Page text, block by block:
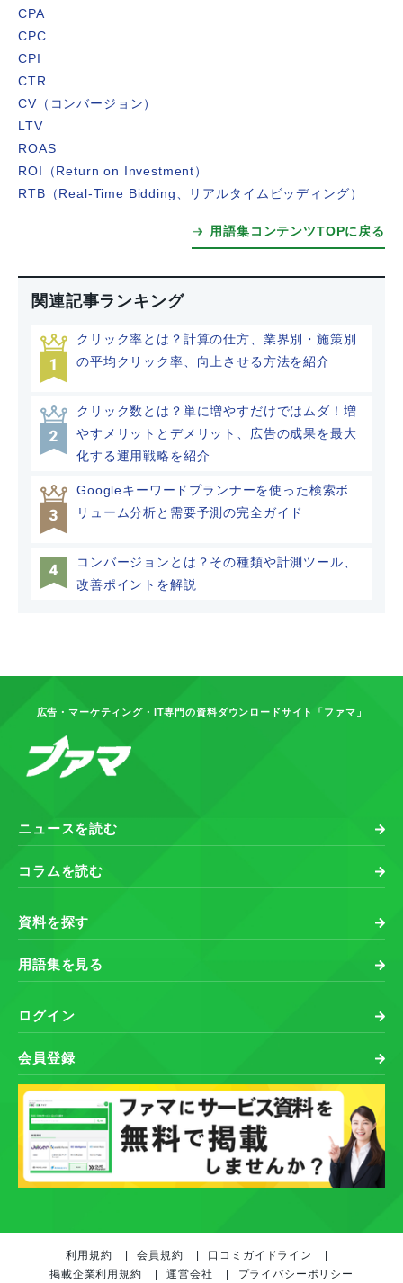
CPA
CPC
CPI
CTR
CV（コンバージョン）
LTV
ROAS
ROI（Return on Investment）
RTB（Real-Time Bidding、リアルタイムビッディング）
用語集コンテンツTOPに戻る
関連記事ランキング
クリック率とは？計算の仕方、業界別・施策別
の平均クリック率、向上させる方法を紹介
クリック数とは？単に増やすだけではムダ！増
やすメリットとデメリット、広告の成果を最大
化する運用戦略を紹介
Googleキーワードプランナーを使った検索ボ
リューム分析と需要予測の完全ガイド
コンバージョンとは？その種類や計測ツール、
改善ポイントを解説
広告・マーケティング・IT専門の資料ダウンロードサイト「ファマ」
ニュースを読む
コラムを読む
資料を探す
用語集を見る
ログイン
会員登録
利用規約 会員規約
口コミガイドライン
掲載企業利用規約
運営会社 プライバシーポリシー